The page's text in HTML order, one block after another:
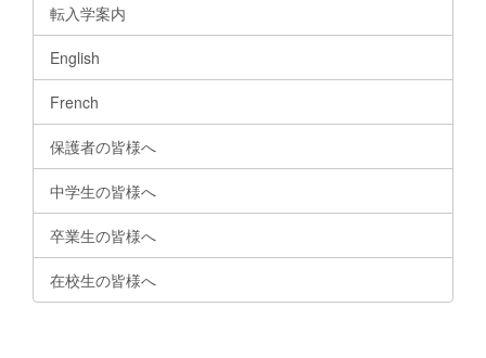
転入学案内
English
French
保護者の皆様へ
中学生の皆様へ
卒業生の皆様へ
在校生の皆様へ